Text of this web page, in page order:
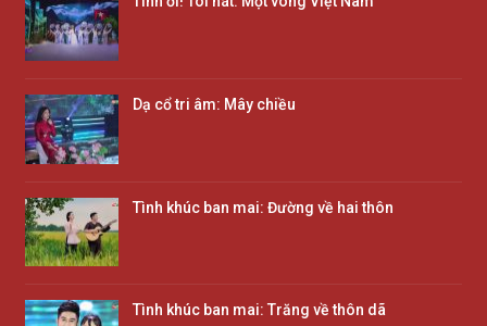
Dạ cổ tri âm: Mây chiều
Tình khúc ban mai: Đường về hai thôn
Tình khúc ban mai: Trăng về thôn dã